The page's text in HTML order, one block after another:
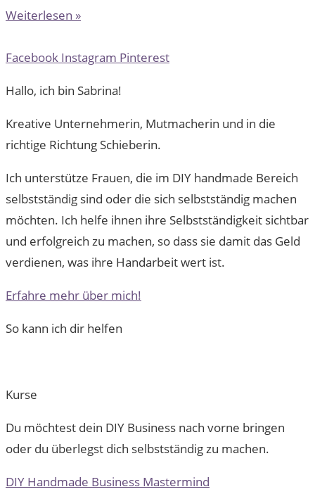
Weiterlesen »
Facebook Instagram Pinterest
Hallo, ich bin Sabrina!
Kreative Unternehmerin, Mutmacherin und in die
richtige Richtung Schieberin.
Ich unterstütze Frauen, die im DIY handmade Bereich
selbstständig sind oder die sich selbstständig machen
möchten. Ich helfe ihnen ihre Selbstständigkeit sichtbar
und erfolgreich zu machen, so dass sie damit das Geld
verdienen, was ihre Handarbeit wert ist.
Erfahre mehr über mich!
So kann ich dir helfen
Kurse
Du möchtest dein DIY Business nach vorne bringen
oder du überlegst dich selbstständig zu machen.
DIY Handmade Business Mastermind